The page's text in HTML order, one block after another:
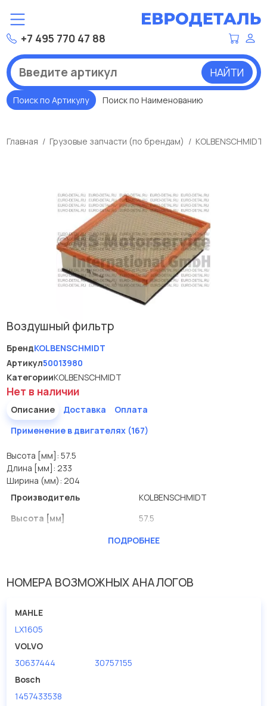
+7 495 770 47 88
НАЙТИ
Поиск по Артикулу Поиск по Наименованию
Главная Грузовые запчасти (по брендам) KOLBENSCHMIDT
Воздушный фильтр
БрендKOLBENSCHMIDT
Артикул50013980
КатегорииKOLBENSCHMIDT
Нет в наличии
Описание Доставка
Оплата
Применение в двигателях (167)
Высота [мм]: 57.5
Длина [мм]: 233
Ширина (мм): 204
Производитель
KOLBENSCHMIDT
Высота [мм]
57.5
233
ПОДРОБНЕЕ
НОМЕРА ВОЗМОЖНЫХ АНАЛОГОВ
MAHLE
LX1605
VOLVO
30637444
30757155
Bosch
1457433538